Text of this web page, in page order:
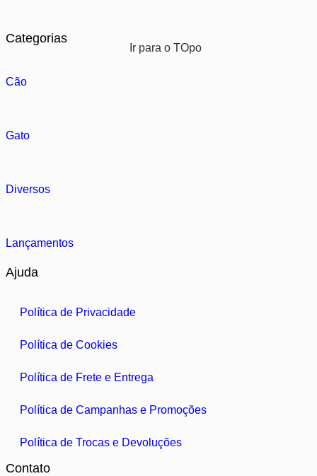
Ir para o TOpo
Categorias
Cão
Gato
Diversos
Lançamentos
Ajuda
Política de Privacidade
Política de Cookies
Política de Frete e Entrega
Política de Campanhas e Promoções
Política de Trocas e Devoluções
Contato